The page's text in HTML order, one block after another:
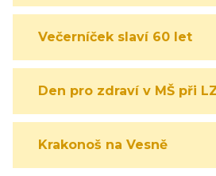
Večerníček slaví 60 let
Den pro zdraví v MŠ při
Krakonoš na Vesně